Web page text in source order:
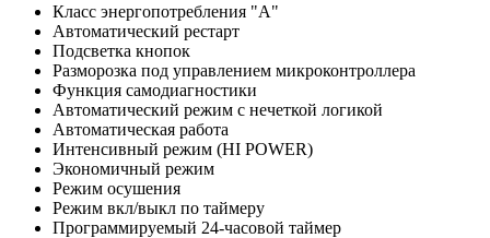
Класс энергопотребления "А"
Автоматический рестарт
Подсветка кнопок
Разморозка под управлением микроконтроллера
Функция самодиагностики
Автоматический режим с нечеткой логикой
Автоматическая работа
Интенсивный режим (HI POWER)
Экономичный режим
Режим осушения
Режим вкл/выкл по таймеру
Программируемый 24-часовой таймер